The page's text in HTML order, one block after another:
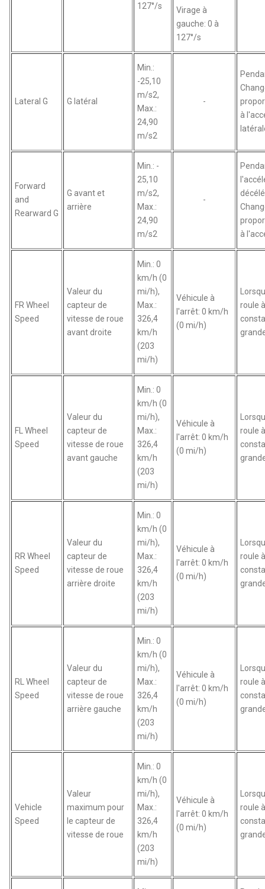
127°/s
Virage à
gauche: 0 à
127°/s
Lateral G G latéral
Min.:
-25,10
m/s2,
Max.:
24,90
m/s2
-
à
Forward
and
Rearward G
G avant et
arrière
Min.: -
25,10
m/s2,
Max.:
24,90
m/s2
-
à
FR Wheel
Speed
Valeur du
capteur de
vitesse de roue
avant droite
Min.: 0
km/h (0
mi/h),
Max.:
326,4
km/h
(203
mi/h)
Véhicule à
l'arrêt: 0 km/h
(0 mi/h)
roule
FL Wheel
Speed
Valeur du
capteur de
vitesse de roue
avant gauche
Min.: 0
km/h (0
mi/h),
Max.:
326,4
km/h
(203
mi/h)
Véhicule à
l'arrêt: 0 km/h
(0 mi/h)
roule
RR Wheel
Speed
Valeur du
capteur de
vitesse de roue
arrière droite
Min.: 0
km/h (0
mi/h),
Max.:
326,4
km/h
(203
mi/h)
Véhicule à
l'arrêt: 0 km/h
(0 mi/h)
roule
RL Wheel
Speed
Valeur du
capteur de
vitesse de roue
arrière gauche
Min.: 0
km/h (0
mi/h),
Max.:
326,4
km/h
(203
mi/h)
Véhicule à
l'arrêt: 0 km/h
(0 mi/h)
roule
Vehicle
Speed
Valeur
maximum pour
le capteur de
vitesse de roue
Min.: 0
km/h (0
mi/h),
Max.:
326,4
km/h
(203
mi/h)
Véhicule à
l'arrêt: 0 km/h
(0 mi/h)
roule